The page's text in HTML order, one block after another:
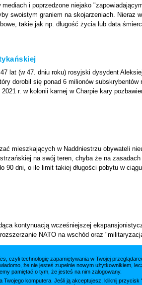
, czyli technologię zapamiętywania w Twojej
że nie jesteś zupełnie nowym użytkownikiem,
pamiętać o tym, że jesteś na nim zalogowany.
komputera. Jeśli ją akceptujesz, kliknij
mediach i poprzedzone niejako
swoistym graniem na skojarzeniach. Nieraz
takie jak np. długość życia lub data
lat (w 47. dniu roku) rosyjski dysydent
dorobił się ponad 6 milionów subskrybentów
r. w kolonii karnej w Charpie kary
mieszkających w Naddniestrzu obywateli
na swój teren, chyba że na
90 dni, o ile limit takiej długości pobytu w
kontynuacją wcześniejszej
NATO na wschód oraz